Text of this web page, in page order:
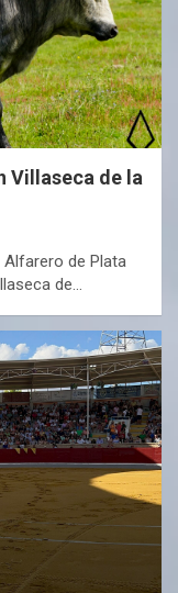
Villaseca de la
de Plata
de…